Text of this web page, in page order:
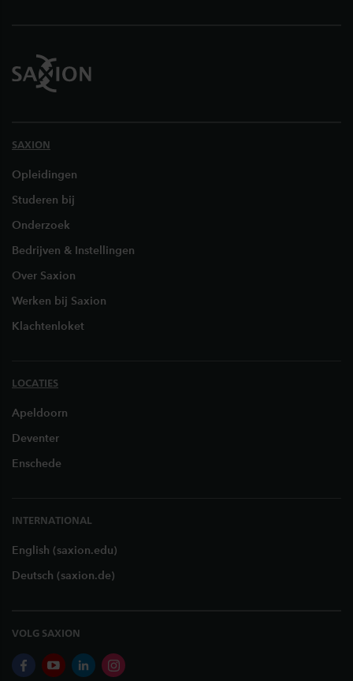
SAXION
Opleidingen
Studeren bij
Onderzoek
Bedrijven & Instellingen
Over Saxion
Werken bij Saxion
Klachtenloket
LOCATIES
Apeldoorn
Deventer
Enschede
INTERNATIONAL
English (saxion.edu)
Deutsch (saxion.de)
VOLG SAXION
facebookyoutubelinkedininstagram